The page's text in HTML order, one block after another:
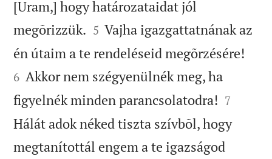
[Uram,] hogy határozataidat jól
megõrizzük. 

5 Vajha igazgattatnának az
én útaim a te rendeléseid megõrzésére!
6 Akkor nem szégyenülnék meg, ha
figyelnék minden parancsolatodra! 

7
Hálát adok néked tiszta szívbõl, hogy
megtanítottál engem a te igazságod